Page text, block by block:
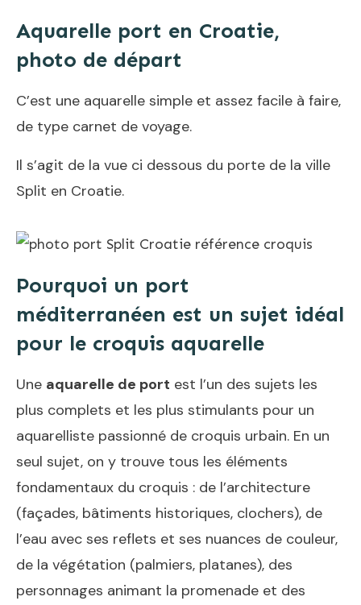
Aquarelle port en Croatie,
photo de départ
C’est une aquarelle simple et assez facile à faire,
de type carnet de voyage.
Il s’agit de la vue ci dessous du porte de la ville
Split en Croatie.
Pourquoi un port
méditerranéen est un sujet idéal
pour le croquis aquarelle
Une aquarelle de port est l’un des sujets les
plus complets et les plus stimulants pour un
aquarelliste passionné de croquis urbain. En un
seul sujet, on y trouve tous les éléments
fondamentaux du croquis : de l’architecture
(façades, bâtiments historiques, clochers), de
l’eau avec ses reflets et ses nuances de couleur,
de la végétation (palmiers, platanes), des
personnages animant la promenade et des